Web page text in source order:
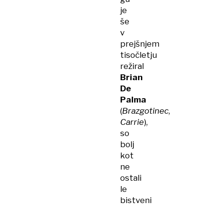
je
še
v
prejšnjem
tisočletju
režiral
Brian
De
Palma
(Brazgotinec,
Carrie),
so
bolj
kot
ne
ostali
le
bistveni